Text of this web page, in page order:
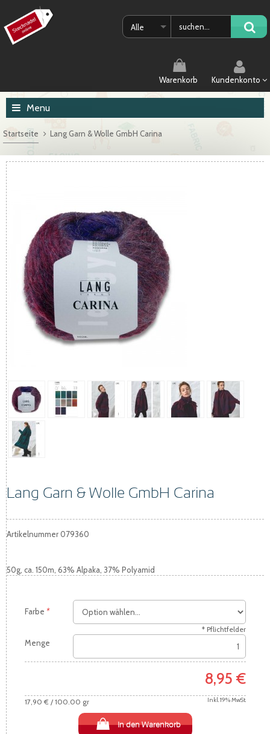
Alle
Warenkorb Kundenkonto
Menu
Startseite Lang Garn & Wolle GmbH Carina
Lang Garn & Wolle GmbH Carina
Artikelnummer079360
50g, ca. 150m, 63% Alpaka, 37% Polyamid
Farbe *
* Pflichtfelder
Menge
8,95 €
Inkl. 19% MwSt.
17,90 € / 100.00 gr
In den Warenkorb